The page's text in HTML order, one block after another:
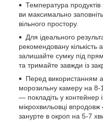
Температура
ви максимально
вільного простору.
Для ідеального
рекомендовану
залишайте сумку під
та тримайте завжди із
Перед використанням
морозильну камеру на 8-
— покладіть у контейнер
мікрохвильовці
занурте в окроп на 5-7